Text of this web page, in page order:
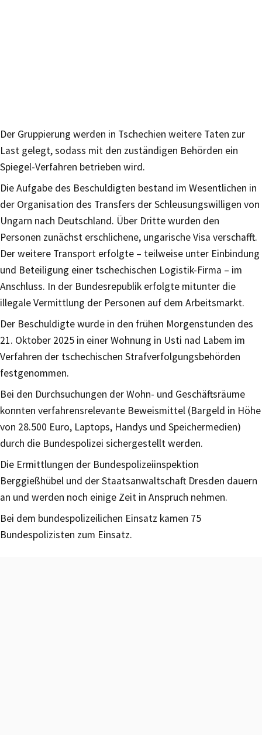
Der Gruppierung werden in Tschechien weitere Taten zur
Last gelegt, sodass mit den zuständigen Behörden ein
Spiegel-Verfahren betrieben wird.
Die Aufgabe des Beschuldigten bestand im Wesentlichen in
der Organisation des Transfers der Schleusungswilligen von
Ungarn nach Deutschland. Über Dritte wurden den
Personen zunächst erschlichene, ungarische Visa verschafft.
Der weitere Transport erfolgte – teilweise unter Einbindung
und Beteiligung einer tschechischen Logistik-Firma – im
Anschluss. In der Bundesrepublik erfolgte mitunter die
illegale Vermittlung der Personen auf dem Arbeitsmarkt.
Der Beschuldigte wurde in den frühen Morgenstunden des
21. Oktober 2025 in einer Wohnung in Usti nad Labem im
Verfahren der tschechischen Strafverfolgungsbehörden
festgenommen.
Bei den Durchsuchungen der Wohn- und Geschäftsräume
konnten verfahrensrelevante Beweismittel (Bargeld in Höhe
von 28.500 Euro, Laptops, Handys und Speichermedien)
durch die Bundespolizei sichergestellt werden.
Die Ermittlungen der Bundespolizeiinspektion
Berggießhübel und der Staatsanwaltschaft Dresden dauern
an und werden noch einige Zeit in Anspruch nehmen.
Bei dem bundespolizeilichen Einsatz kamen 75
Bundespolizisten zum Einsatz.